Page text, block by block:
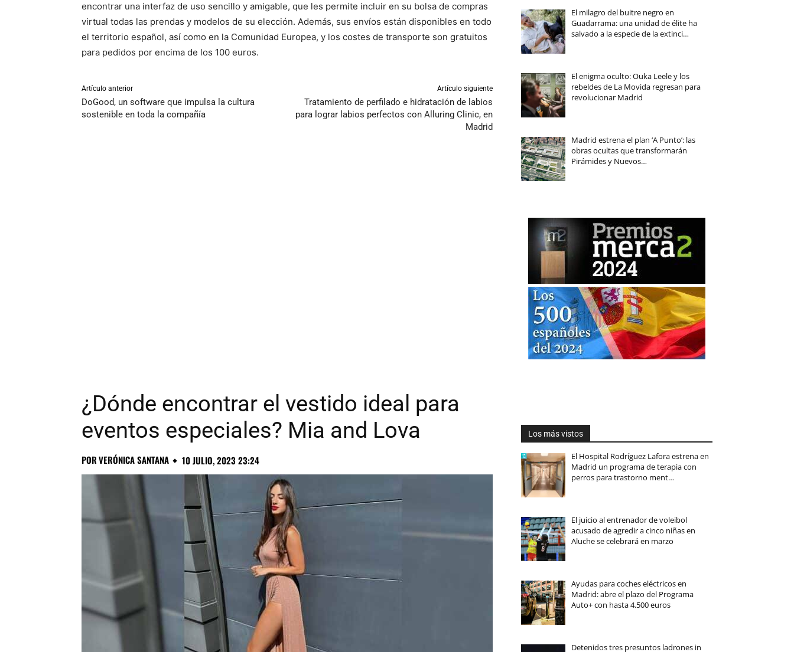
encontrar una interfaz de uso sencillo y amigable, que les permite incluir en su bolsa de compras
virtual todas las prendas y modelos de su elección. Además, sus envíos están disponibles en todo
el territorio español, así como en la Comunidad Europea, y los costes de transporte son gratuitos
para pedidos por encima de los 100 euros.
Artículo anterior
DoGood, un software que impulsa la cultura
sostenible en toda la compañía
Artículo siguiente
Tratamiento de perfilado e hidratación de labios
para lograr labios perfectos con Alluring Clinic, en
Madrid
El milagro del buitre negro en
Guadarrama: una unidad de élite ha
salvado a la especie de la extinci…
El enigma oculto: Ouka Leele y los
rebeldes de La Movida regresan para
revolucionar Madrid
Madrid estrena el plan ‘A Punto’: las
obras ocultas que transformarán
Pirámides y Nuevos…
¿Dónde encontrar el vestido ideal para
eventos especiales? Mia and Lova
PORVERÓNICA SANTANA 10 JULIO, 2023 23:24
Los más vistos
El Hospital Rodríguez Lafora estrena en
Madrid un programa de terapia con
perros para trastorno ment…
El juicio al entrenador de voleibol
acusado de agredir a cinco niñas en
Aluche se celebrará en marzo
Ayudas para coches eléctricos en
Madrid: abre el plazo del Programa
Auto+ con hasta 4.500 euros
Detenidos tres presuntos ladrones in